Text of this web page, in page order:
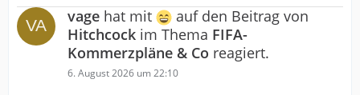
vage hat mit
auf den Beitrag von
Hitchcock im Thema FIFA-
Kommerzpläne & Co reagiert.
6. August 2026 um 22:10